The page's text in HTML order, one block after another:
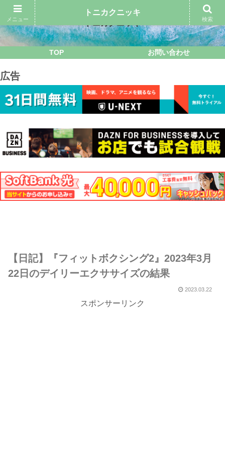
TOP お問い合わせ
広告
【日記】『フィットボクシング2』2023年3月
22日のデイリーエクササイズの結果
2023.03.22
スポンサーリンク
メニュー
トニカクニッキ
検索